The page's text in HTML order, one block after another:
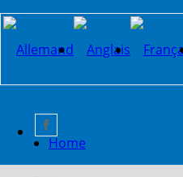
Home